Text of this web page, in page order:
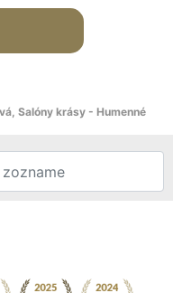
Salóny krásy - Humenné